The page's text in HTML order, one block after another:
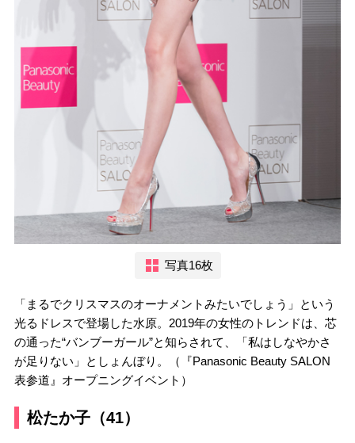
写真16枚
「まるでクリスマスのオーナメントみたいでしょう」という
光るドレスで登場した水原。2019年の女性のトレンドは、芯
の通った“バンブーガール”と知らされて、「私はしなやかさ
が足りない」としょんぼり。（『Panasonic Beauty SALON
表参道』オープニングイベント）
松たか子（41）